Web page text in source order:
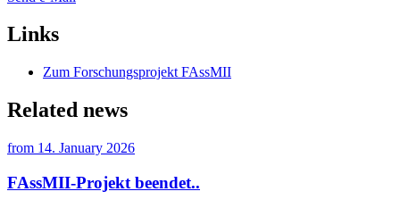
Links
Zum Forschungsprojekt FAssMII
Related news
from 14. January 2026
FAssMII-Projekt beendet..